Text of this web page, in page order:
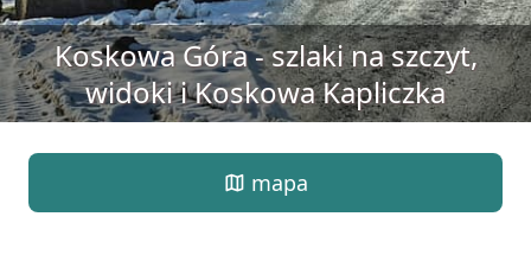
Koskowa Góra - szlaki na szczyt,
widoki i Koskowa Kapliczka
map mapa